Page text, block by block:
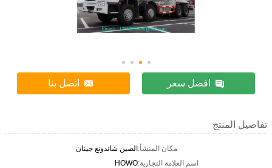
افضل سعر اتصل بنا
تفاصيل المنتج
مكان المنشأ:الصين شاندونغ جينان
اسم العلامة التجارية:HOWO